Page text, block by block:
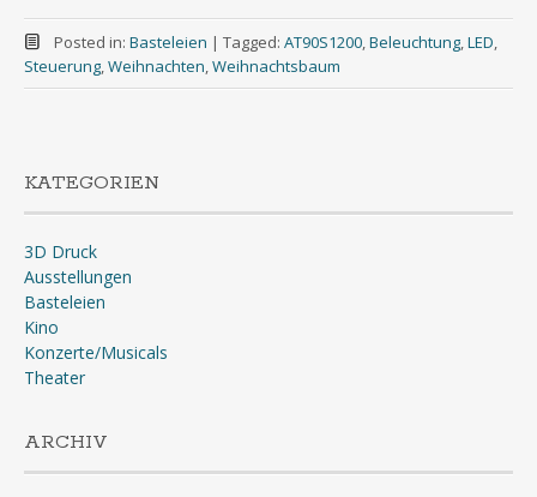
Posted in: Basteleien | Tagged: AT90S1200, Beleuchtung, LED
Steuerung Weihnachten Weihnachtsbaum
KATEGORIEN
3D Druck
Ausstellungen
Basteleien
Kino
Konzerte/Musicals
Theater
ARCHIV